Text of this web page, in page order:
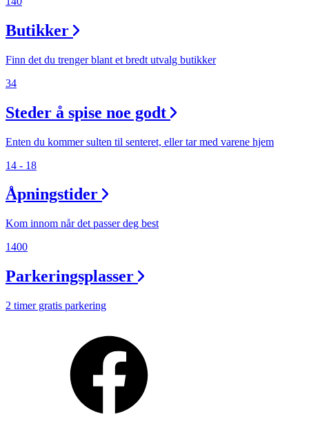
Ledige stillinger
Magasin
Gavekort
Butikker
Finn det du trenger blant et bredt utvalg butikker
34
Steder å spise noe godt
Enten du kommer sulten til senteret, eller tar med varene hjem
14 - 18
Åpningstider
Kom innom når det passer deg best
1400
Parkeringsplasser
2 timer gratis parkering